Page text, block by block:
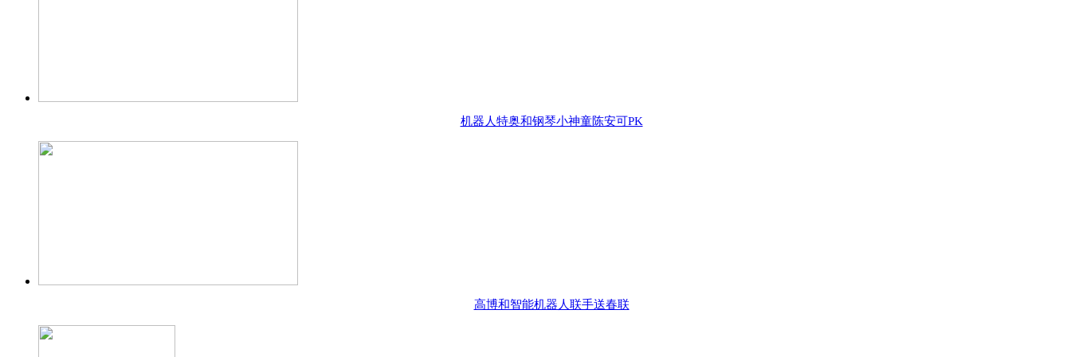
机器人特奥和钢琴小神童陈安可PK
高博和智能机器人联手送春联